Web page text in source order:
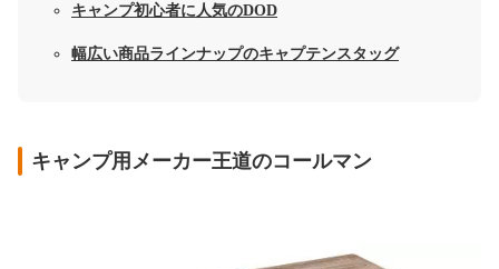
キャンプ初心者に人気のDOD
幅広い商品ラインナップのキャプテンスタッグ
キャンプ用メーカー王道のコールマン